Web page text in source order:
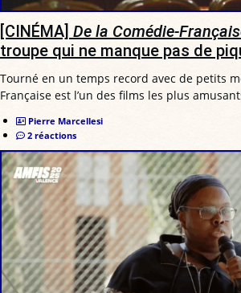
[CINÉMA] De la Comédie-
troupe qui ne manque pas de
Tourné en un temps record avec de petits
Française est l’un des films les plus
Pierre Marcellesi
2 réactions